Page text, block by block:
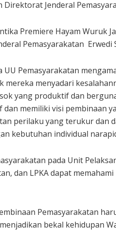
Jenderal
Premiere Hayam
Pemasyarakatan Erwedi
UU Pemasyarakatan
mereka menyadari
yang produktif dan
memiliki visi
perilaku yang terukur dan
kebutuhan individual
pada Unit
dan LPKA dapat
Pemasyarakatan
bekal kehidupan